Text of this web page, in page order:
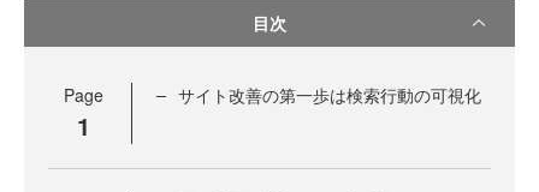
目次
Page
1
サイト改善の第一歩は検索行動の可視化